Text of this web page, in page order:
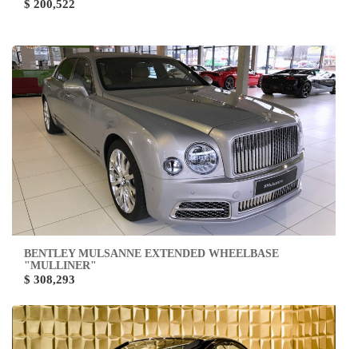
$ 200,522
BENTLEY MULSANNE EXTENDED WHEELBASE
"MULLINER"
$ 308,293